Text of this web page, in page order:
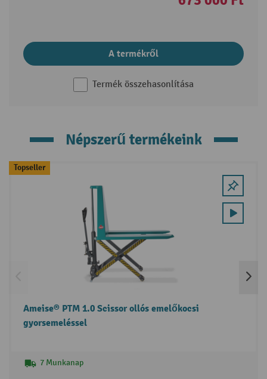
A termékről
Termék összehasonlítása
Népszerű termékeink
Skip product gallery
Topseller
Ameise® PTM 1.0 Scissor ollós emelőkocsi
gyorsemeléssel
7 Munkanap